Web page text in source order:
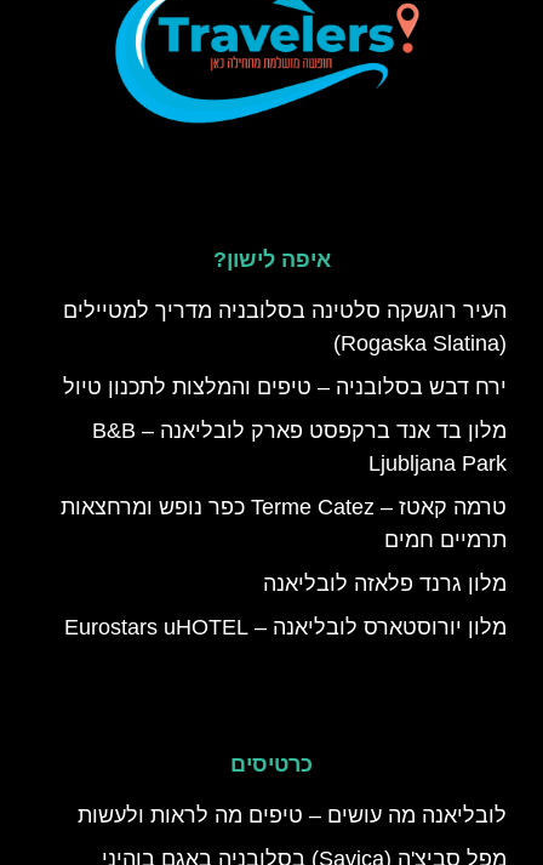
איפה לישון?
העיר רוגשקה סלטינה בסלובניה מדריך למטיילים
(Rogaska Slatina)
ירח דבש בסלובניה – טיפים והמלצות לתכנון טיול
מלון בד אנד ברקפסט פארק לובליאנה – B&B
Ljubljana Park
טרמה קאטז – Terme Catez כפר נופש ומרחצאות
תרמיים חמים
מלון גרנד פלאזה לובליאנה
מלון יורוסטארס לובליאנה – Eurostars uHOTEL
כרטיסים
לובליאנה מה עושים – טיפים מה לראות ולעשות
מפל סביצ'ה (Savica) בסלובניה באגם בוהיני